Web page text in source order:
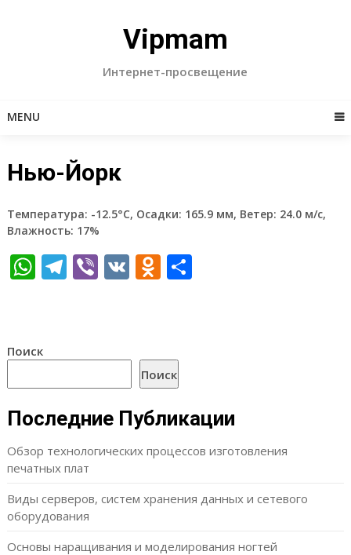
Vipmam
Интернет-просвещение
MENU
Нью-Йорк
Температура: -12.5°C, Осадки: 165.9 мм, Ветер: 24.0 м/с,
Влажность: 17%
WhatsApp
Telegram
Viber
VKOdnoklassniki
Отправить
Поиск
Поиск
Последние Публикации
Обзор технологических процессов изготовления
печатных плат
Виды серверов, систем хранения данных и сетевого
оборудования
Основы наращивания и моделирования ногтей